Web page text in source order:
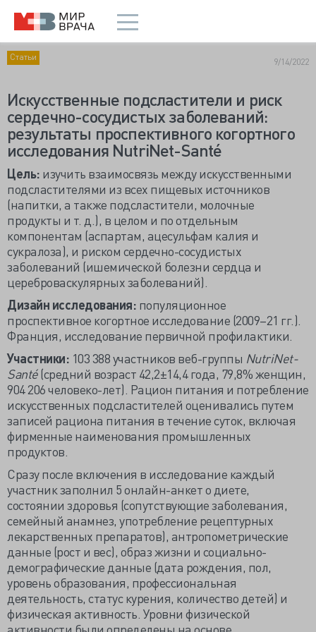
Статьи 9/14/2022
Искусственные подсластители и риск
сердечно-сосудистых заболеваний:
результаты проспективного когортного
исследования NutriNet-Santé
Цель: изучить взаимосвязь между искусственными
подсластителями из всех пищевых источников
(напитки, а также подсластители, молочные
продукты и т. д.), в целом и по отдельным
компонентам (аспартам, ацесульфам калия и
сукралоза), и риском сердечно-сосудистых
заболеваний (ишемической болезни сердца и
цереброваскулярных заболеваний).
Дизайн исследования: популяционное
проспективное когортное исследование (2009–21 гг.).
Франция, исследование первичной профилактики.
Участники: 103 388 участников веб-группы NutriNet-
Santé(средний возраст 42,2±14,4 года, 79,8% женщин,
904 206 человеко-лет). Рацион питания и потребление
искусственных подсластителей оценивались путем
записей рациона питания в течение суток, включая
фирменные наименования промышленных
продуктов.
Сразу после включения в исследование каждый
участник заполнил 5 онлайн-анкет о диете,
состоянии здоровья (сопутствующие заболевания,
семейный анамнез, употребление рецептурных
лекарственных препаратов), антропометрические
данные (рост и вес), образ жизни и социально-
демографические данные (дата рождения, пол,
уровень образования, профессиональная
деятельность, статус курения, количество детей) и
физическая активность. Уровни физической